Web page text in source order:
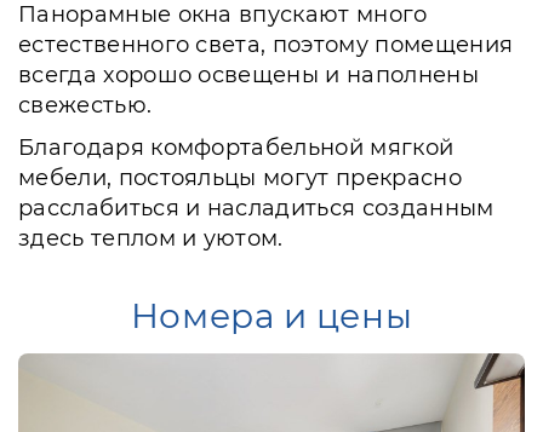
Панорамные окна впускают много
естественного света, поэтому помещения
всегда хорошо освещены и наполнены
свежестью.
Благодаря комфортабельной мягкой
мебели, постояльцы могут прекрасно
расслабиться и насладиться созданным
здесь теплом и уютом.
Номера и цены